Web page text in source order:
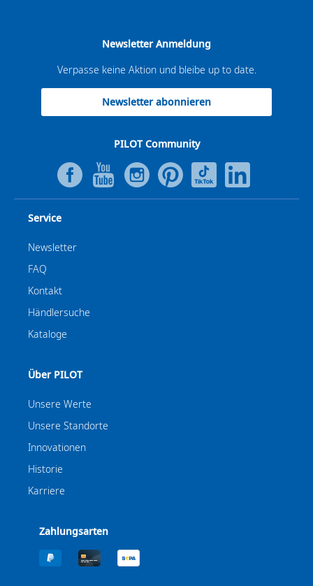
Newsletter Anmeldung
Verpasse keine Aktion und bleibe up to date.
Newsletter abonnieren
PILOT Community
Service
Newsletter
FAQ
Kontakt
Händlersuche
Kataloge
Über PILOT
Unsere Werte
Unsere Standorte
Innovationen
Historie
Karriere
Zahlungsarten